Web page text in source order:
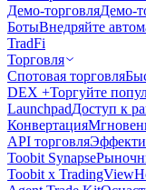
Демо-торговляДемо-
БотыВнедряйте
TradFi
Торговля
Спотовая торговля
DEX +Торгуйте
LaunchpadДоступ к
Конвертация
API торговля
Toobit Synapse
Toobit x TradingView